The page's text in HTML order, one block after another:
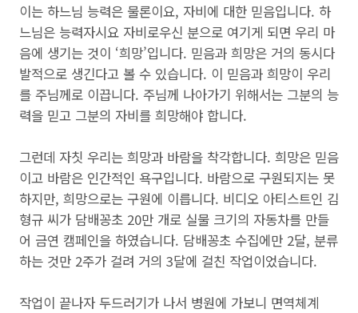
이는 하느님 능력은 물론이요, 자비에 대한 믿음입니다. 하
느님은 능력자시요 자비로우신 분으로 여기게 되면 우리 마
음에 생기는 것이 ‘희망’입니다. 믿음과 희망은 거의 동시다
발적으로 생긴다고 볼 수 있습니다. 이 믿음과 희망이 우리
를 주님께로 이끕니다. 주님께 나아가기 위해서는 그분의 능
력을 믿고 그분의 자비를 희망해야 합니다.
그런데 자칫 우리는 희망과 바람을 착각합니다. 희망은 믿음
이고 바람은 인간적인 욕구입니다. 바람으로 구원되지는 못
하지만, 희망으로는 구원에 이릅니다. 비디오 아티스트인 김
형규 씨가 담배꽁초 20만 개로 실물 크기의 자동차를 만들
어 금연 캠페인을 하였습니다. 담배꽁초 수집에만 2달, 분류
하는 것만 2주가 걸려 거의 3달에 걸친 작업이었습니다.
작업이 끝나자 두드러기가 나서 병원에 가보니 면역체계